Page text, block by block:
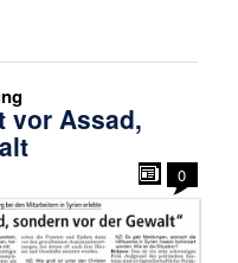
vor Assad,
0